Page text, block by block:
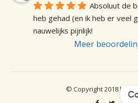
Absoluut de
heb gehad (en ik heb er veel
nauwelijks pijnlijk!
Meer
© Copyright 2018 by